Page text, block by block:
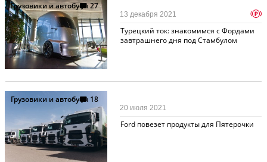
Грузовики и автобусы27
Турецкий ток: знакомимся с Фордами
завтрашнего дня под Стамбулом
13 декабря 2021 p
Грузовики и автобусы 18
Ford повезет продукты для Пятерочки
20 июля 2021